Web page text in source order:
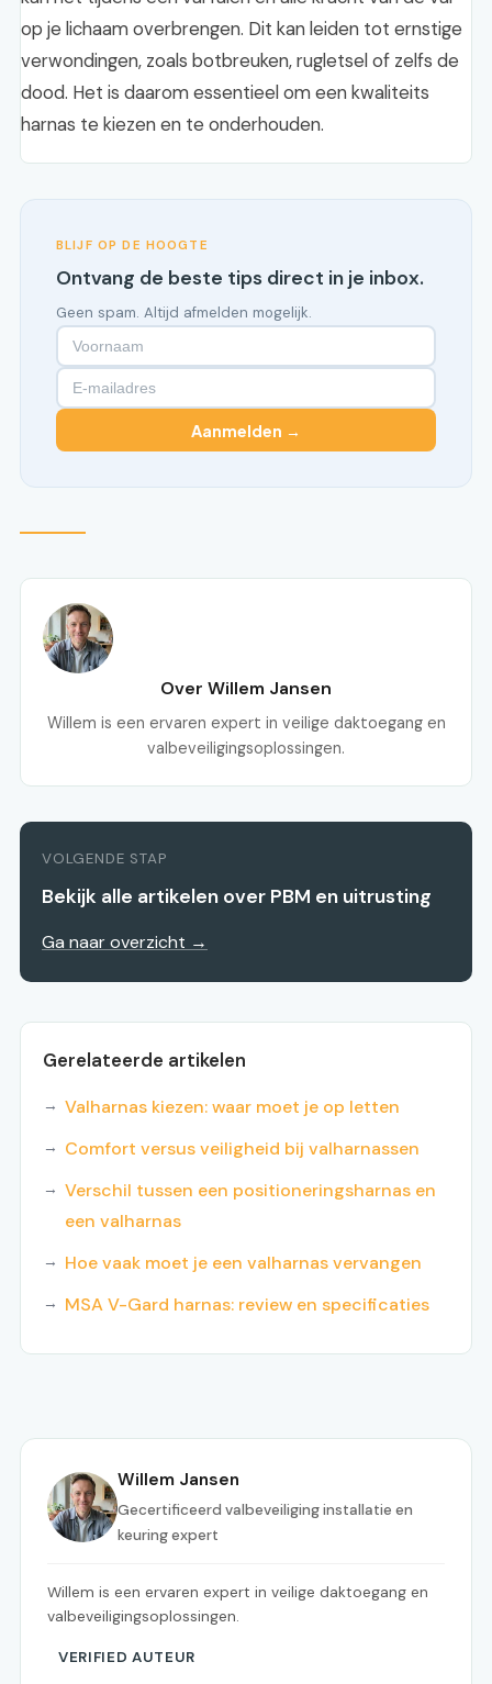
op je lichaam overbrengen. Dit kan leiden tot ernstige
verwondingen, zoals botbreuken, rugletsel of zelfs de
dood. Het is daarom essentieel om een kwaliteits
harnas te kiezen en te onderhouden.
BLIJF OP DE HOOGTE
Ontvang de beste tips direct in je inbox.
Geen spam. Altijd afmelden mogelijk.
Aanmelden →
Over Willem Jansen
Willem is een ervaren expert in veilige daktoegang en
valbeveiligingsoplossingen.
VOLGENDE STAP
Bekijk alle artikelen over PBM en uitrusting
Ga naar overzicht →
Gerelateerde artikelen
Valharnas kiezen: waar moet je op letten
Comfort versus veiligheid bij valharnassen
Verschil tussen een positioneringsharnas en
een valharnas
Hoe vaak moet je een valharnas vervangen
MSA V-Gard harnas: review en specificaties
Willem Jansen
Gecertificeerd valbeveiliging installatie en
keuring expert
Willem is een ervaren expert in veilige daktoegang en
valbeveiligingsoplossingen.
VERIFIED AUTEUR